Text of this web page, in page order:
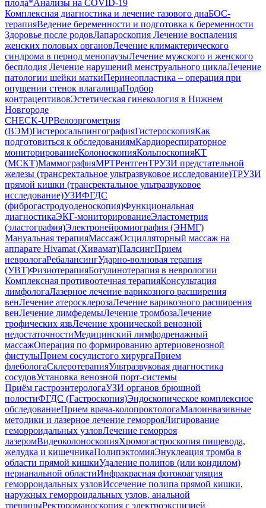
плода*Анализы на COVID-19
Комплексная диагностика и лечение тазового днаБОС-
терапияВедение беременности и подготовка к беременности
Здоровье после родовЛапароскопия Лечение воспаления
женских половых органовЛечение климактерического
синдрома в период менопаузыЛечение мужского и женского
бесплодия Лечение нарушений менструального циклаЛечение
патологии шейки маткиПеринеопластика – операция при
опущении стенок влагалищаПодбор
контрацептивовЭстетическая гинекология в Нижнем
Новгороде
CHECK-UPВелоэргометрия
(ВЭМ)ГистеросальпингографияГистероскопияКак
подготовиться к обследованиямКардиореспираторное
мониторированиеКолоноскопияКольпоскопияКТ
(МСКТ)МаммографияМРТРентгенТРУЗИ предстательной
железы (трансректальное ультразвуковое исследование)ТРУЗИ
прямой кишки (трансректальное ультразвуковое
исследование)УЗИФГДС
(фиброгастродуоденоскопия)Функциональная
диагностикаЭКГ-мониторированиеЭластометрия
(эластография)Электронейромиография (ЭНМГ)
Мануальная терапияМассажОсцилляторный массаж на
аппарате Hivamat (Хивамат)ПалсингПрием
неврологаРебалансингУдарно-волновая терапия
(УВТ)ФизиотерапияБотулинотерапия в неврологии
Комплексная противоотечная терапияКонсультация
лимфологаЛазерное лечение варикозного расширения
венЛечение атеросклерозаЛечение варикозного расширения
венЛечение лимфедемыЛечение тромбозаЛечение
трофических язвЛечение хронической венозной
недостаточностиМедицинский лимфодренажный
массажОперация по формированию артериовенозной
фистулыПрием сосудистого хирургаПрием
флебологаСклеротерапияУльтразвуковая диагностика
сосудовУстановка венозной порт-системы
Приём гастроэнтерологаУЗИ органов брюшной
полостиФГДС (Гастроскопия)Эндоскопическое комплексное
обследованиеПрием врача-колопроктологаМалоинвазивные
методики и лазерное лечение геморрояЛигирование
геморроидальных узловЛечение геморроя
лазеромВидеоколоноскопияХромогастроскопия пищевода,
желудка и кишечникаПолипэктомияЭнуклеация тромба в
области прямой кишкиУдаление полипов (или кондилом)
перианальной областиИнфракрасная фотокоагуляция
геморроидальных узловИссечение полипа прямой кишки,
наружных геморроидальных узлов, анальной
трещиныРектороманоскопия с электроэксцизией